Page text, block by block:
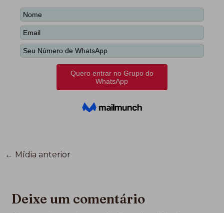
← Mídia anterior
Deixe um comentário